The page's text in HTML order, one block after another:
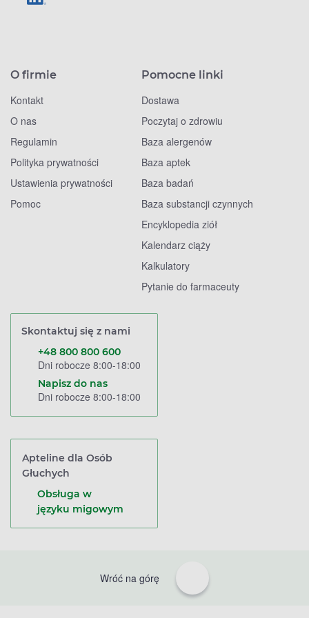
O firmie
Kontakt
O nas
Regulamin
Polityka prywatności
Ustawienia prywatności
Pomoc
Pomocne linki
Dostawa
Poczytaj o zdrowiu
Baza alergenów
Baza aptek
Baza badań
Baza substancji czynnych
Encyklopedia ziół
Kalendarz ciąży
Kalkulatory
Pytanie do farmaceuty
Skontaktuj się z nami
+48 800 800 600
Dni robocze 8:00-18:00
Napisz do nas
Dni robocze 8:00-18:00
Apteline dla Osób
Głuchych
Obsługa w
języku migowym
Wróć na górę